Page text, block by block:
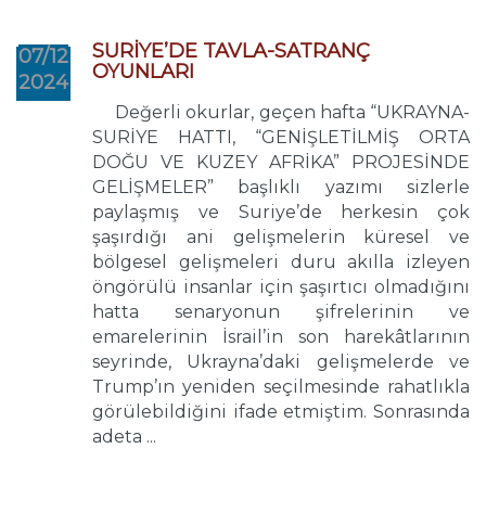
07/12
2024
SURİYE’DE TAVLA-SATRANÇ
OYUNLARI
Değerli okurlar, geçen hafta “UKRAYNA-
SURİYE HATTI, “GENİŞLETİLMİŞ ORTA
DOĞU VE KUZEY AFRİKA” PROJESİNDE
GELİŞMELER” başlıklı yazımı sizlerle
paylaşmış ve Suriye’de herkesin çok
şaşırdığı ani gelişmelerin küresel ve
bölgesel gelişmeleri duru akılla izleyen
öngörülü insanlar için şaşırtıcı olmadığını
hatta senaryonun şifrelerinin ve
emarelerinin İsrail’in son harekâtlarının
seyrinde, Ukrayna’daki gelişmelerde ve
Trump’ın yeniden seçilmesinde rahatlıkla
görülebildiğini ifade etmiştim. Sonrasında
adeta ...